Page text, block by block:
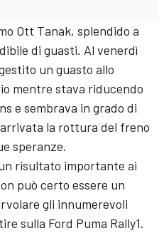
Ott Tanak, splendido a
di guasti. Al venerdì
un guasto allo
mentre stava riducendo
e sembrava in grado di
la rottura del freno
speranze.
risultato importante ai
può certo essere un
gli innumerevoli
sulla Ford Puma Rally1.